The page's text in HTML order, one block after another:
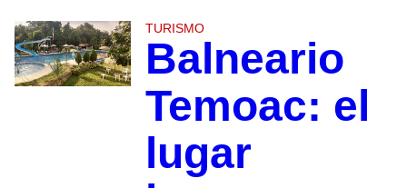
TURISMO
Balneario
Temoac: el
lugar